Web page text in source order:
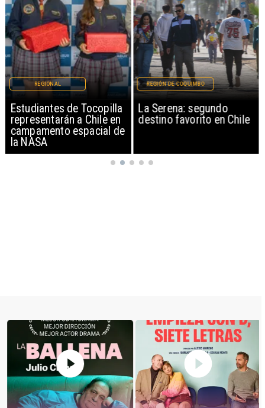
Estudiantes de Tocopilla
representarán a Chile en
campamento espacial de
la NASA
REGIONAL
La Serena: segundo
destino favorito en Chile
REGIÓN DE COQUIMBO